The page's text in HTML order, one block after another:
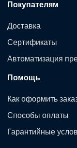
Покупателям
Доставка
Сертификаты
Автоматизация
Помощь
Как оформить
Способы оплаты
Гарантийные